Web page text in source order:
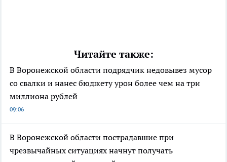
Читайте также:
В Воронежской области подрядчик недовывез мусор
со свалки и нанес бюджету урон более чем на три
миллиона рублей
09:06
В Воронежской области пострадавшие при
чрезвычайных ситуациях начнут получать